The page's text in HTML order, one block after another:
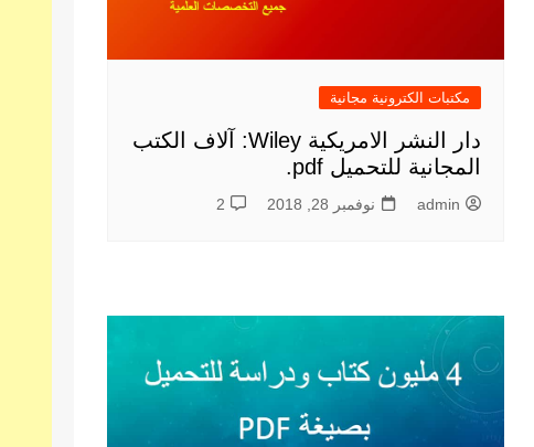
مكتبات الكترونية مجانية
دار النشر الامريكية Wiley: آلاف الكتب
المجانية للتحميل pdf.
admin نوفمبر 28, 2018 2